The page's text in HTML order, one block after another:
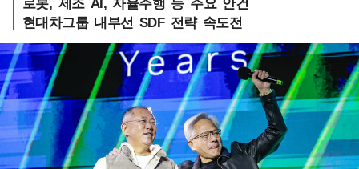
로봇, 제조 AI, 자율주행 등 주요 안건
현대차그룹 내부선 SDF 전략 속도전